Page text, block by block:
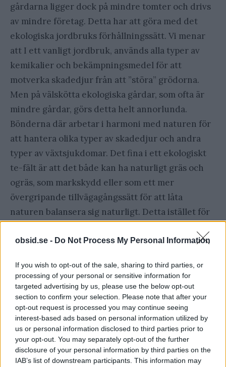
obsid.se - Do Not Process My Personal Information
If you wish to opt-out of the sale, sharing to third parties, or
processing of your personal or sensitive information for
targeted advertising by us, please use the below opt-out
section to confirm your selection. Please note that after your
opt-out request is processed you may continue seeing
interest-based ads based on personal information utilized by
us or personal information disclosed to third parties prior to
your opt-out. You may separately opt-out of the further
disclosure of your personal information by third parties on the
IAB’s list of downstream participants. This information may
gårdarna ligger dock på mindre tomter och drivs
av mindre företag. Detta har att göra med det
ekologiska jordbruks förhållningssätt. Vi menar
att I ett vanligt jordbruk, används alla typer av
kemikalier och bekämpningsmedel för att
motverka skadedjur från att ”störa” grödorna.
Men på välskötta ekologiska gårdar, som ofta är
mindre gårdar, görs detta helt annorlunda.
Bönderna där arbetar i harmoni med naturen för
att hantera olika typer av skadedjur och andra
typer av växtsjukdomar. Det fina i ett ekologiskt
te-fält är att det både kan ha naturligt gräs och
ogräs, som markskydd eller som ett mer
övergripande tillvägagångssätt för att låta
naturen balansera sig naturligt. Detta istället för
som man gör i vanliga te-fält. På så vis gynnar du
de mindre gårdarna som de flesta ekologiska
odlingar äger rum på.